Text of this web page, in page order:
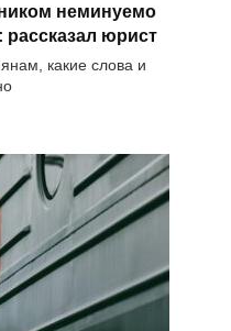
неминуемо
рассказал юрист
какие слова и